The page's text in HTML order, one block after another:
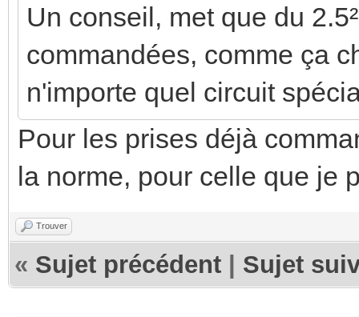
Un conseil, met que du
commandées, comme ça
n'importe quel circuit
Pour les prises déjà
la norme, pour celle que je
Trouver
« Sujet précédent Sujet